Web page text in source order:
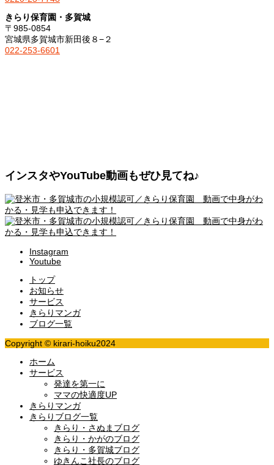
きらり保育園・多賀城
〒985-0854
宮城県多賀城市新田後８−２
022-253-6601
インスタやYouTube動画もぜひ見てね♪
Instagram
Youtube
トップ
お知らせ
サービス
きらりマンガ
ブログ一覧
Copyright © kirari-hoiku2024
ホーム
サービス
発達を第一に
ママの快適度UP
きらりマンガ
きらりブログ一覧
きらり・さぬまブログ
きらり・かがのブログ
きらり・多賀城ブログ
ゆきんこ社長のブログ